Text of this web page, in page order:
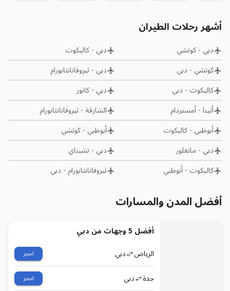
أشهر رحلات الطيران
دبي -كوتشي
كوتشي - دبي
كاليكوت - دبي
أثينا-أمستردام
أبوظبي -كاليكوت
دبي - مانغلور
كاليكوت -أبوظبي
دبي -كاليكوت
دبي -ثيروفانانثابورام
دبي -كانور
الشارقة -ثيروفانانثابورام
أبوظبي -كوتشي
دبي -تشيناي
ثيروفانانثابورام - دبي
أفضل المدن والمسارات
أفضل 5 وجهات من دبي
الرياض دبي احجز
جدة دبي احجز